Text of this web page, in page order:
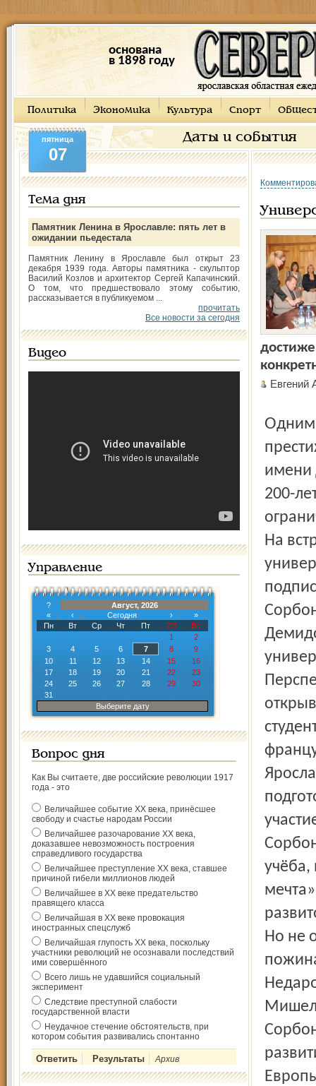
основана
в 1898 году
Политика Экономика Культура Спорт
Даты и события
пятница
07
Тема дня
Памятник Ленина в Ярославле: пять лет в
ожидании пьедестала
Памятник Ленину в Ярославле был открыт 23
декабря 1939 года. Авторы памятника - скульптор
Василий Козлов и архитектор Сергей Капачинский.
О том, что предшествовало этому событию,
рассказывается в публикуемом ...
прочитать
Все новости за сегодня
Видео
Управление
?
Август, 2026
«
‹ Сегодня ›
»
Пн
Вт Ср Чт Пт Сб
Вс
1
2
3
4 5 6 7 8
9
10
11 12 13 14 15
16
17
18 19 20 21 22
23
24
25 26 27 28 29
30
31
Выберите дату
Вопрос дня
Как Вы считаете, две российские революции 1917
года - это
Величайшее событие ХХ века, принёсшее
свободу и счастье народам России
Величайшее разочарование ХХ века,
доказавшее невозможность построения
справедливого государства
Величайшее преступление ХХ века, ставшее
причиной гибели миллионов людей
Величайшее в ХХ веке предательство
правящего класса
Величайшая в ХХ веке провокация
иностранных спецслужб
Величайшая глупость ХХ века, поскольку
участники революций не осознавали последствий
ими совершённого
Всего лишь не удавшийся социальный
эксперимент
Следствие преступной слабости
государственной власти
Неудачное стечение обстоятельств, при
котором события развивались спонтанно
Архив
Одним из официальных организаторов столь
имени
200-
На
учёба,
Но не